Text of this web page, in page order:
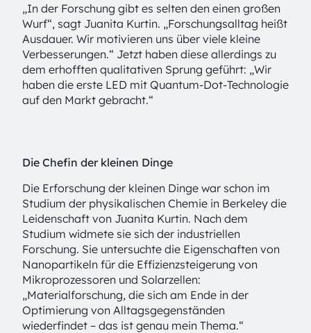
„In der Forschung gibt es selten den einen großen
Wurf“, sagt Juanita Kurtin. „Forschungsalltag heißt
Ausdauer. Wir motivieren uns über viele kleine
Verbesserungen.“ Jetzt haben diese allerdings zu
dem erhofften qualitativen Sprung geführt: „Wir
haben die erste LED mit Quantum-Dot-Technologie
auf den Markt gebracht.“
Die Chefin der kleinen Dinge
Die Erforschung der kleinen Dinge war schon im
Studium der physikalischen Chemie in Berkeley die
Leidenschaft von Juanita Kurtin. Nach dem
Studium widmete sie sich der industriellen
Forschung. Sie untersuchte die Eigenschaften von
Nanopartikeln für die Effizienz­steigerung von
Mikroprozessoren und Solarzellen:
„Materialforschung, die sich am Ende in der
Optimierung von Alltagsgegenständen
wiederfindet – das ist genau mein Thema.“